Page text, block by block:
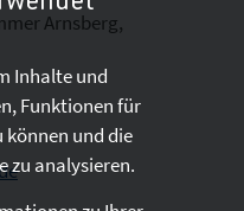
Arnsberg,
Inhalte und
Funktionen für
können und die
zu analysieren.